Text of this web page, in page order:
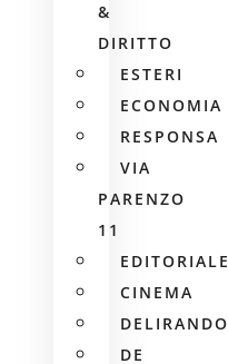
&
DIRITTO
ESTERI
ECONOMIA
RESPONSA
VIA
PARENZO
11
EDITORIALE
CINEMA
DELIRANDO
DE